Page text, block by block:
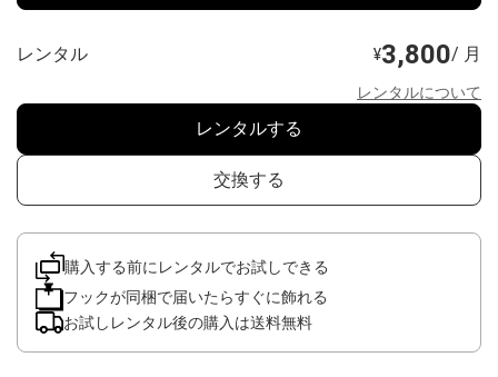
レンタル ¥3,800/ 月
レンタルについて
レンタルする
交換する
購入する前にレンタルでお試しできる
フックが同梱で届いたらすぐに飾れる
お試しレンタル後の購入は送料無料